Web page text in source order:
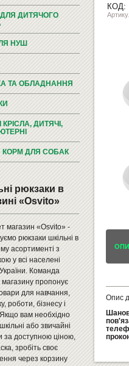
ДЛЯ ДИТЯЧОГО
НУШ
ТА ОБЛАДНАННЯ
КРІСЛА, ДИТЯЧІ,
КОРМ ДЛЯ СОБАК
рюкзаки в
«Osvito»
магазин «Osvito» -
рюкзаки шкільні в
асортименті з
у всі населені
Команда
пропонує
для навчання,
роботи, бізнесу і
вам необхідно
або звичайні
за доступною ціною,
зробіть своє
через корзину
КОД:
Опис